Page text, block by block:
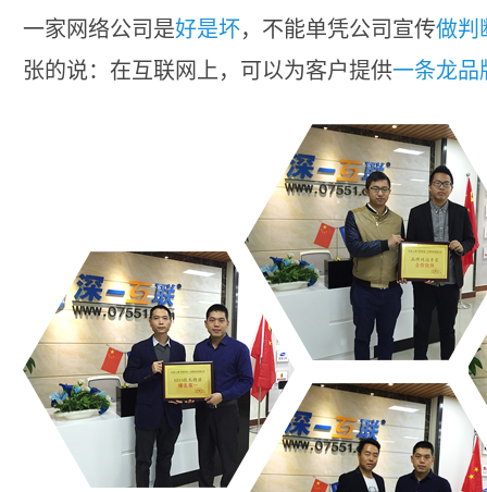
一家网络公司是好是坏，不能单凭公司宣传做判
张的说：在互联网上，可以为客户提供一条龙品